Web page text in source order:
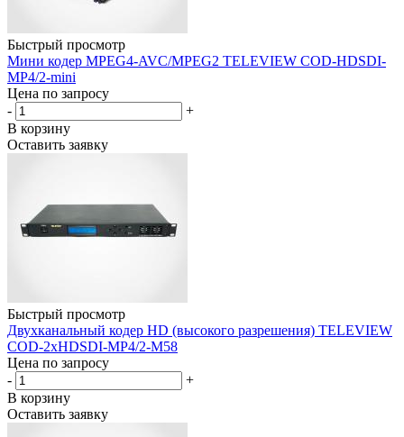
Быстрый просмотр
Мини кодер МPEG4-AVC/MPEG2 TELEVIEW COD-HDSDI-
MP4/2-mini
Цена по запросу
-
+
В корзину
Оставить заявку
Быстрый просмотр
Двухканальный кодер HD (высокого разрешения) TELEVIEW
COD-2xHDSDI-MP4/2-M58
Цена по запросу
-
+
В корзину
Оставить заявку